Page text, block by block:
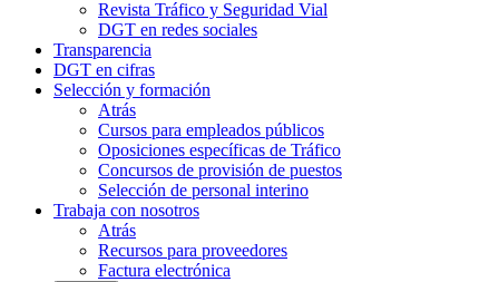
Revista Tráfico y Seguridad Vial
DGT en redes sociales
Transparencia
DGT en cifras
Selección y formación
Atrás
Cursos para empleados públicos
Oposiciones específicas de Tráfico
Concursos de provisión de puestos
Selección de personal interino
Trabaja con nosotros
Atrás
Recursos para proveedores
Factura electrónica